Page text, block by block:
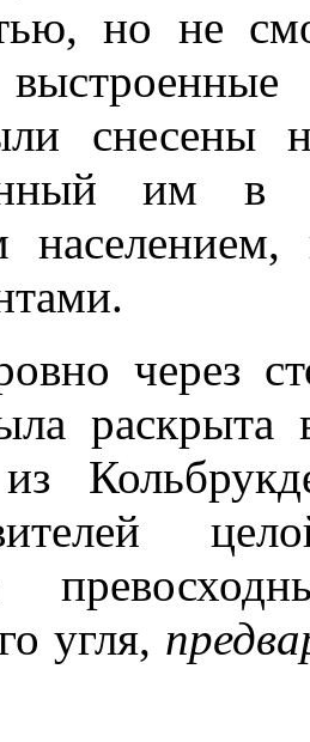
но не
снесены
им в
населением,
через
угля,